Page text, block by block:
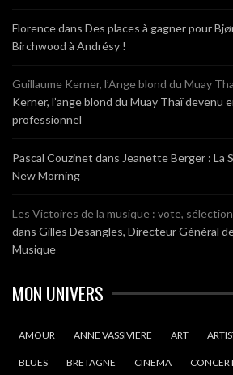
Florencedans Des places à gagner pour
Birchwood à Andrésy !
Guillaume Kerner, l’Ange blond du Muay
Kerner, l’ange blond du Muay Thaï devenu
professionnel
Pascal Couzinet dans Jeanette Berger : La
New Morning
Les Victoires de la musique : vote,
dans Gilles Desangles, Directeur Général
Musique
MON UNIVERS
AMOUR ANNE VASSIVIERE ART
BLUES BRETAGNE CINEMA